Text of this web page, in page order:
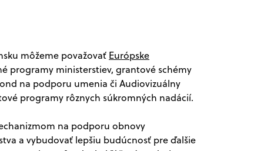
môžeme považovať Európske
programy ministerstiev, grantové schémy
na podporu umenia či Audiovizuálny
programy rôznych súkromných nadácií.
na podporu obnovy
a vybudovať lepšiu budúcnosť pre ďalšie